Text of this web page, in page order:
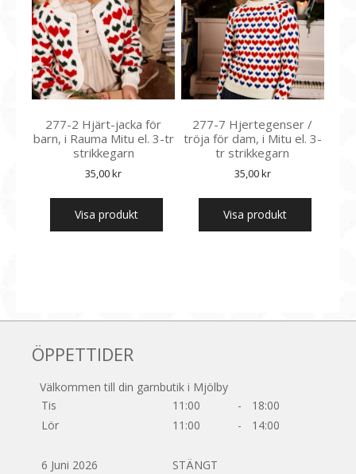
277-2 Hjärt-jacka för
barn, i Rauma Mitu el. 3-tr
strikkegarn
35,00kr
Visa produkt
277-7 Hjertegenser /
tröja för dam, i Mitu el. 3-
tr strikkegarn
35,00kr
Visa produkt
ÖPPETTIDER
Välkommen till din garnbutik i Mjölby
Tis
11:00 -
18:00
Lör
11:00 - 14:00
6 Juni 2026
STÄNGT